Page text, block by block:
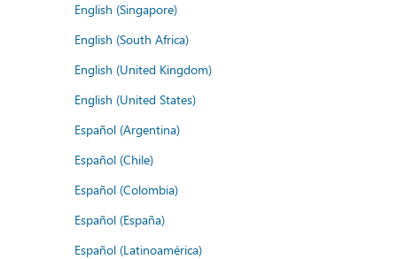
English (Singapore)
English (South Africa)
English (United Kingdom)
English (United States)
Español (Argentina)
Español (Chile)
Español (Colombia)
Español (España)
Español (Latinoamérica)